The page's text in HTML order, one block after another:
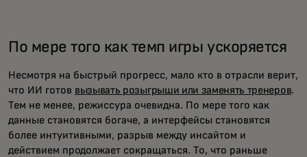
По мере того как темп игры ускоряется
Несмотря на быстрый прогресс, мало кто в отрасли верит,
что ИИ готов вызывать розыгрыши или заменять тренеров.
Тем не менее, режиссура очевидна. По мере того как
данные становятся богаче, а интерфейсы становятся
более интуитивными, разрыв между инсайтом и
действием продолжает сокращаться. То, что раньше